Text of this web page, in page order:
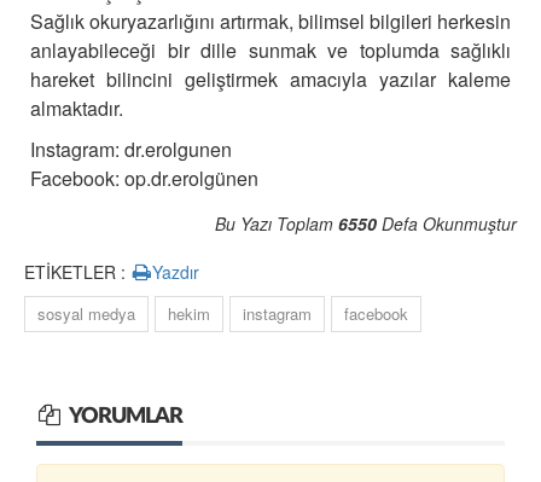
Sağlık okuryazarlığını artırmak, bilimsel bilgileri herkesin
anlayabileceği bir dille sunmak ve toplumda sağlıklı
hareket bilincini geliştirmek amacıyla yazılar kaleme
almaktadır.
Instagram: dr.erolgunen
Facebook: op.dr.erolgünen
Bu Yazı Toplam 6550 Defa Okunmuştur
ETİKETLER :
Yazdır
sosyal medya hekim instagram facebook
YORUMLAR